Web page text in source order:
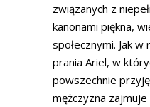
związanych z
kanonami piękna,
społecznymi. Jak w
prania Ariel, w
powszechnie
mężczyzna